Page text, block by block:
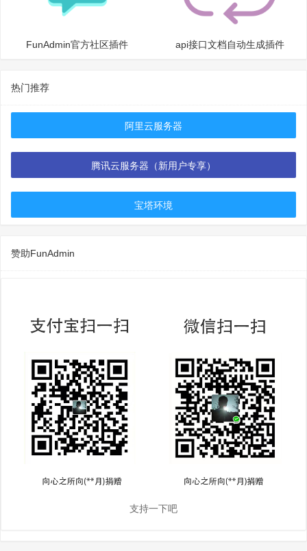
FunAdmin官方社区插件 api接口文档自动生成插件
热门推荐
阿里云服务器
腾讯云服务器（新用户专享）
宝塔环境
赞助FunAdmin
支持一下吧